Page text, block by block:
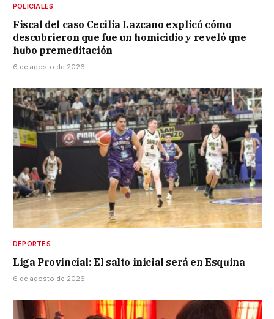
POLICIALES
Fiscal del caso Cecilia Lazcano explicó cómo
descubrieron que fue un homicidio y reveló que
hubo premeditación
6 de agosto de 2026
DEPORTES
Liga Provincial: El salto inicial será en Esquina
6 de agosto de 2026